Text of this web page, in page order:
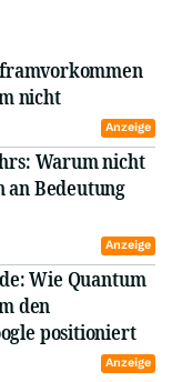
nicht
Anzeige
Warum nicht
an Bedeutung
Anzeige
Wie Quantum
den
positioniert
Anzeige